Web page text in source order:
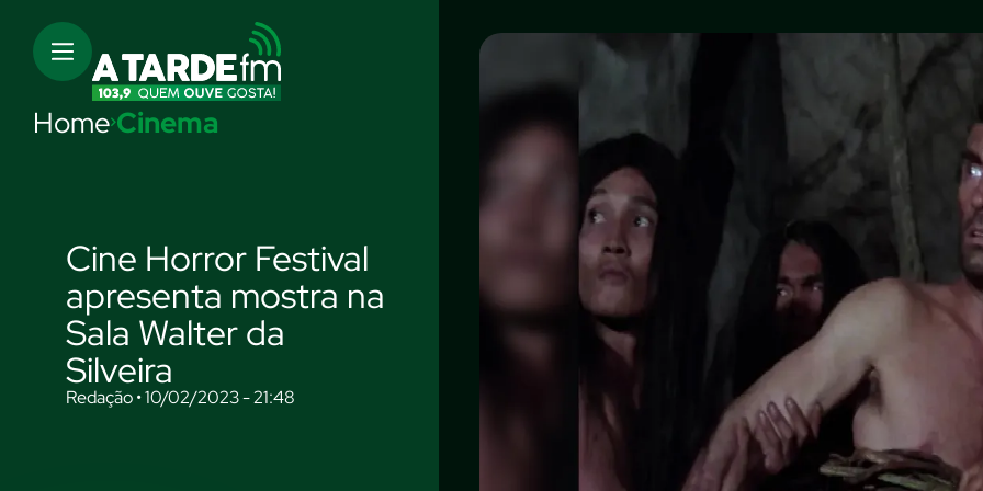
Home Cinema
Cine Horror Festival
apresenta mostra na
Sala Walter da
Silveira
Redação • 10/02/2023 - 21:48